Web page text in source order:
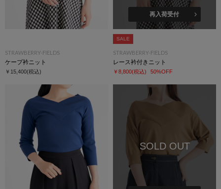
STRAWBERRY-FIELDS
ケープ衿ニット
￥15,400(税込)
再入荷受付
SALE
STRAWBERRY-FIELDS
レース衿付きニット
￥8,800(税込) 50%OFF
SOLD OUT